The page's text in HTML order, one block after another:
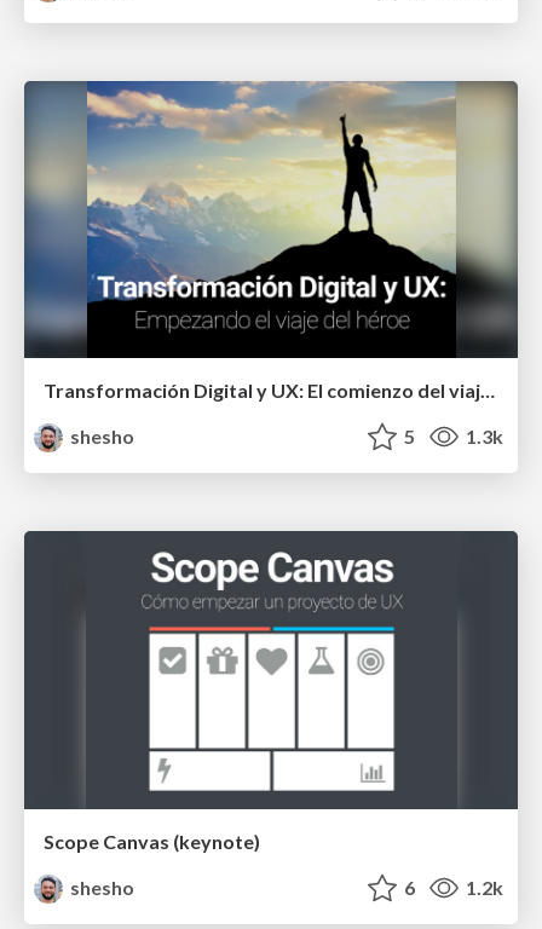
Transformación Digital y UX: El comienzo del viaje del héroe
shesho
5 1.3k
Scope Canvas (keynote)
shesho
6 1.2k